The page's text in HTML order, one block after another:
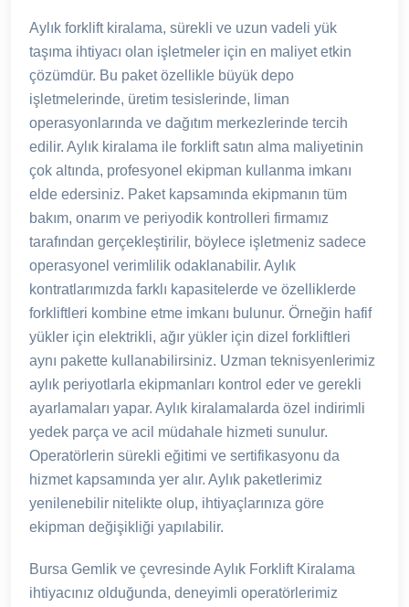
Aylık forklift kiralama, sürekli ve uzun vadeli yük
taşıma ihtiyacı olan işletmeler için en maliyet etkin
çözümdür. Bu paket özellikle büyük depo
işletmelerinde, üretim tesislerinde, liman
operasyonlarında ve dağıtım merkezlerinde tercih
edilir. Aylık kiralama ile forklift satın alma maliyetinin
çok altında, profesyonel ekipman kullanma imkanı
elde edersiniz. Paket kapsamında ekipmanın tüm
bakım, onarım ve periyodik kontrolleri firmamız
tarafından gerçekleştirilir, böylece işletmeniz sadece
operasyonel verimlilik odaklanabilir. Aylık
kontratlarımızda farklı kapasitelerde ve özelliklerde
forkliftleri kombine etme imkanı bulunur. Örneğin hafif
yükler için elektrikli, ağır yükler için dizel forkliftleri
aynı pakette kullanabilirsiniz. Uzman teknisyenlerimiz
aylık periyotlarla ekipmanları kontrol eder ve gerekli
ayarlamaları yapar. Aylık kiralamalarda özel indirimli
yedek parça ve acil müdahale hizmeti sunulur.
Operatörlerin sürekli eğitimi ve sertifikasyonu da
hizmet kapsamında yer alır. Aylık paketlerimiz
yenilenebilir nitelikte olup, ihtiyaçlarınıza göre
ekipman değişikliği yapılabilir.
Bursa Gemlik ve çevresinde Aylık Forklift Kiralama
ihtiyacınız olduğunda, deneyimli operatörlerimiz